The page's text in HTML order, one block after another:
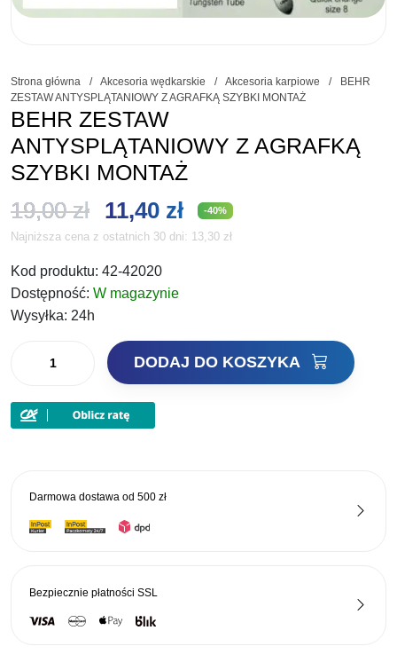
Strona główna / Akcesoria wędkarskie / Akcesoria karpiowe /
BEHR
ZESTAW ANTYSPLĄTANIOWY Z AGRAFKĄ SZYBKI MONTAŻ
BEHR ZESTAW
ANTYSPLĄTANIOWY Z AGRAFKĄ
SZYBKI MONTAŻ
19,00zł Pierwotna
cena
wynosiła:
11,40 złAktualna
cena
-40%
Najniższa cena z ostatnich 30 dni: 13,30 zł
Kod produktu: 42-42020
Dostępność: W magazynie
Wysyłka: 24h
BEHR
ANTYSPLĄTANIOWY
MONTAŻ
DODAJ DO KOSZYKA
Darmowa dostawa od 500 zł
Bezpiecznie płatności SSL